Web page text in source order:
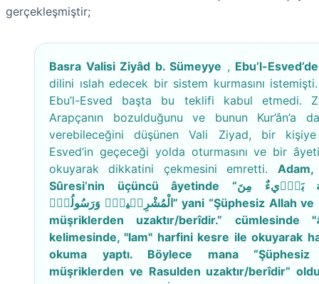
gerçekleşmiştir;
Basra Valisi Ziyâd b. Sümeyye , Ebu’l-
dilini ıslah edecek bir sistem kurmasını
Ebu’l-Esved başta bu teklifi kabul etmedi.
Arapçanın bozulduğunu ve bunun Kur’ân’a
verebileceğini düşünen Vali Ziyad, bir kişiye
Esved’in geçeceği yolda oturmasını ve bir
okuyarak dikkatini çekmesini emretti.
Sûresi’nin üçüncü âyetinde “اَنَّ اللّٰهَ بَر۪ٓيءٌ مِنَ
الْمُشْرِك۪ينَۙ وَرَسُولُهُۜ” yani “Şüphesiz Allah ve Resûlü
müşriklerden uzaktır/berîdir.” cümlesinde "وَرَسُولُهُ"
kelimesinde, "lam" harfini kesre ile okuyarak
okuma yaptı. Böylece mana “Şüphesiz
müşriklerden ve Rasulden uzaktır/berîdir”